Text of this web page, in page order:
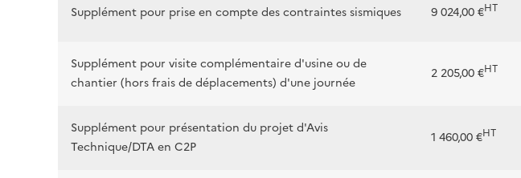
Supplément pour prise en compte des contraintes sismiques 9 024,00 €HT
Supplément pour visite complémentaire d'usine ou de
chantier (hors frais de déplacements) d'une journée
2 205,00 €HT
Supplément pour présentation du projet d'Avis
Technique/DTA en C2P
1 460,00 €HT